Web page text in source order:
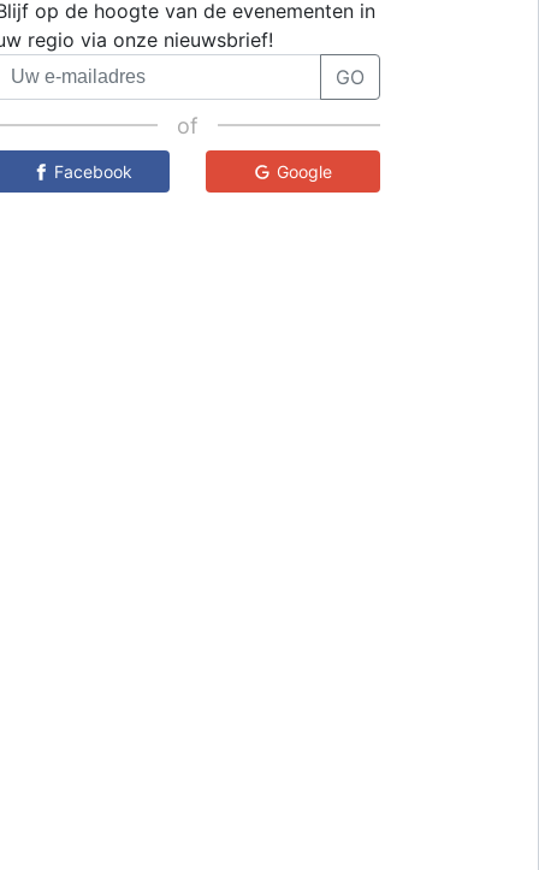
op de hoogte van de evenementen in
regio via onze nieuwsbrief!
GO
of
Facebook Google